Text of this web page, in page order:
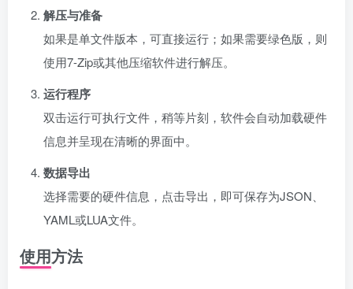
解压与准备
如果是单文件版本，可直接运行；如果需要绿色版，则
使用7-Zip或其他压缩软件进行解压。
运行程序
双击运行可执行文件，稍等片刻，软件会自动加载硬件
信息并呈现在清晰的界面中。
数据导出
选择需要的硬件信息，点击导出，即可保存为JSON、
YAML或LUA文件。
使用方法